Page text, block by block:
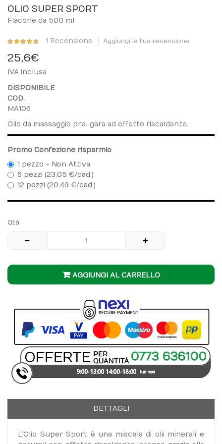
to
the
of
images
gallery
OLIO SUPER SPORT
Flacone da 500 ml
Valutazione:
of
100
1 Recensione Aggiungi la tua recensione
25,6 €
IVA inclusa
DISPONIBILE
COD.
MA106
Olio da massaggio pre-gara ad effetto riscaldante.
Promo Confezione risparmio
1 pezzo - Non Attiva
6 pezzi (23,05 €/cad.)
12 pezzi (20,49 €/cad.)
Qtà
AGGIUNGI AL CARRELLO
DETTAGLI
L’Olio Super Sport è una miscela di olii minerali e